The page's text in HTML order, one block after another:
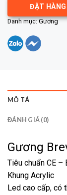
ĐẶT HÀNG
Danh mục:Gương
MÔ TẢ
ĐÁNH GIÁ (0)
Gương
Tiêu chuẩn CE –
Khung Acrylic
Led cao cấp, có